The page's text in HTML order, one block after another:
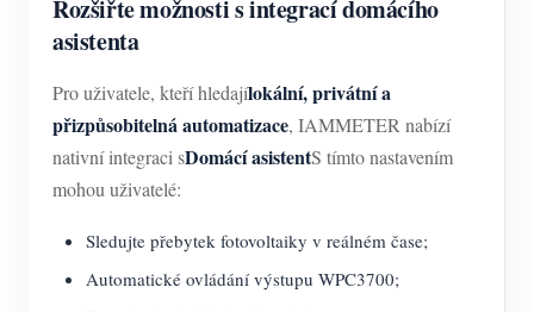
Rozšiřte možnosti s integrací domácího
asistenta
Pro uživatele, kteří hledajílokální, privátní a
přizpůsobitelná automatizace, IAMMETER nabízí
nativní integraci sDomácí asistentS tímto nastavením
mohou uživatelé:
Sledujte přebytek fotovoltaiky v reálném čase;
Automatické ovládání výstupu WPC3700;